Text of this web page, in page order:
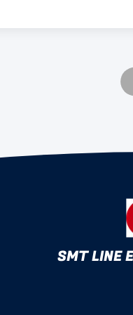
SMT LINE